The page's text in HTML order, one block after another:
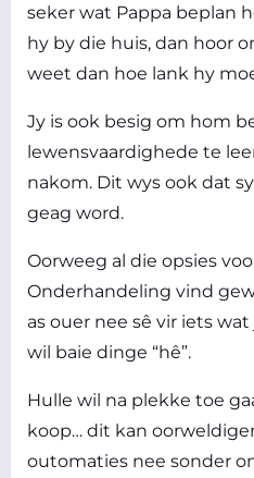
seker wat Pappa beplan
hy by die huis, dan hoor
weet dan hoe lank hy
Jy is ook besig om hom
lewensvaardighede te
nakom. Dit wys ook dat
geag word.
Oorweeg al die opsies
Onderhandeling vind
as ouer nee sê vir iets
wil baie dinge “hê”.
Hulle wil na plekke toe
koop… dit kan
outomaties nee sonder